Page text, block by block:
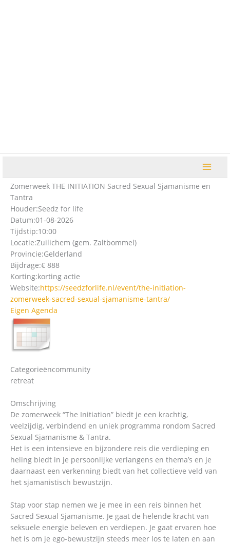
Zomerweek THE INITIATION Sacred Sexual Sjamanisme en
Tantra
Houder:Seedz for life
Datum:01-08-2026
Tijdstip:10:00
Locatie:Zuilichem (gem. Zaltbommel)
Provincie:Gelderland
Bijdrage:€ 888
Korting:korting actie
Website:https://seedzforlife.nl/event/the-initiation-
zomerweek-sacred-sexual-sjamanisme-tantra/
Eigen Agenda
Categorieëncommunity
retreat
Omschrijving
De zomerweek “The Initiation” biedt je een krachtig,
veelzijdig, verbindend en uniek programma rondom Sacred
Sexual Sjamanisme & Tantra.
Het is een intensieve en bijzondere reis die verdieping en
heling biedt in je persoonlijke verlangens en thema’s en je
daarnaast een verkenning biedt van het collectieve veld van
het sjamanistisch bewustzijn.
Stap voor stap nemen we je mee in een reis binnen het
Sacred Sexual Sjamanisme. Je gaat de helende kracht van
seksuele energie beleven en verdiepen. Je gaat ervaren hoe
het is om je ego-bewustzijn steeds meer los te laten en aan